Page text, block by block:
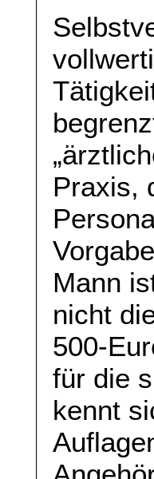
Praxis,
Mann
nicht
500-
für die
kennt